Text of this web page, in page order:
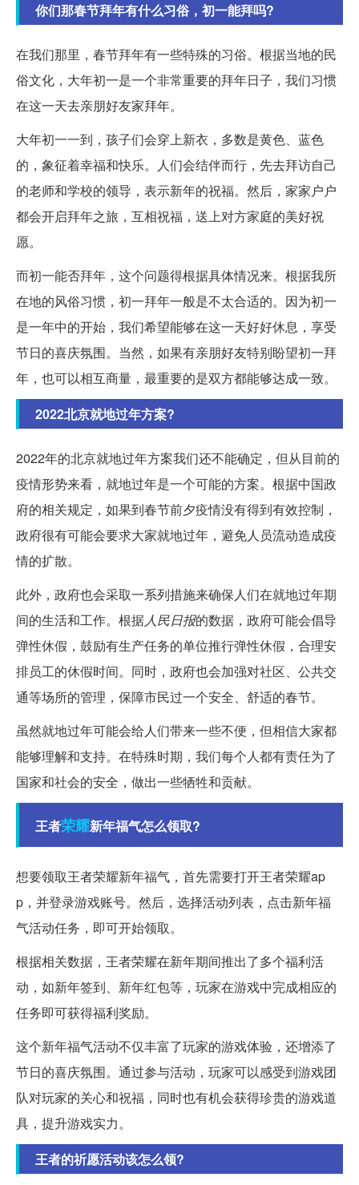
你们那春节拜年有什么习俗，初一能拜吗?
在我们那里，春节拜年有一些特殊的习俗。根据当地的民
俗文化，大年初一是一个非常重要的拜年日子，我们习惯
在这一天去亲朋好友家拜年。
大年初一一到，孩子们会穿上新衣，多数是黄色、蓝色
的，象征着幸福和快乐。人们会结伴而行，先去拜访自己
的老师和学校的领导，表示新年的祝福。然后，家家户户
都会开启拜年之旅，互相祝福，送上对方家庭的美好祝
愿。
而初一能否拜年，这个问题得根据具体情况来。根据我所
在地的风俗习惯，初一拜年一般是不太合适的。因为初一
是一年中的开始，我们希望能够在这一天好好休息，享受
节日的喜庆氛围。当然，如果有亲朋好友特别盼望初一拜
年，也可以相互商量，最重要的是双方都能够达成一致。
2022北京就地过年方案?
2022年的北京就地过年方案我们还不能确定，但从目前的
疫情形势来看，就地过年是一个可能的方案。根据中国政
府的相关规定，如果到春节前夕疫情没有得到有效控制，
政府很有可能会要求大家就地过年，避免人员流动造成疫
情的扩散。
此外，政府也会采取一系列措施来确保人们在就地过年期
间的生活和工作。根据人民日报的数据，政府可能会倡导
弹性休假，鼓励有生产任务的单位推行弹性休假，合理安
排员工的休假时间。同时，政府也会加强对社区、公共交
通等场所的管理，保障市民过一个安全、舒适的春节。
虽然就地过年可能会给人们带来一些不便，但相信大家都
能够理解和支持。在特殊时期，我们每个人都有责任为了
国家和社会的安全，做出一些牺牲和贡献。
王者荣耀新年福气怎么领取?
想要领取王者荣耀新年福气，首先需要打开王者荣耀ap
p，并登录游戏账号。然后，选择活动列表，点击新年福
气活动任务，即可开始领取。
根据相关数据，王者荣耀在新年期间推出了多个福利活
动，如新年签到、新年红包等，玩家在游戏中完成相应的
任务即可获得福利奖励。
这个新年福气活动不仅丰富了玩家的游戏体验，还增添了
节日的喜庆氛围。通过参与活动，玩家可以感受到游戏团
队对玩家的关心和祝福，同时也有机会获得珍贵的游戏道
具，提升游戏实力。
王者的祈愿活动该怎么领?